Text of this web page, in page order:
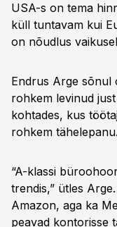
USA-s on tema
küll tuntavam kui
on nõudlus
Endrus Arge sõnul
rohkem levinud
kohtades, kus
rohkem tähelepanu.
“A-klassi
trendis,” ütles
Amazon, aga ka
peavad kontorisse